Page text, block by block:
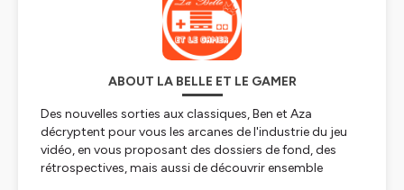
ABOUT LA BELLE ET LE GAMER
Des nouvelles sorties aux classiques, Ben et Aza
décryptent pour vous les arcanes de l'industrie du jeu
vidéo, en vous proposant des dossiers de fond, des
rétrospectives, mais aussi de découvrir ensemble